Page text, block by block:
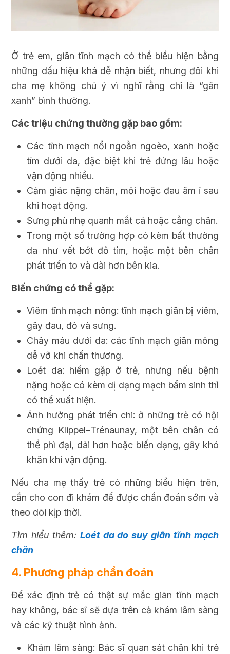
Ở trẻ em, giãn tĩnh mạch có thể biểu hiện bằng
những dấu hiệu khá dễ nhận biết, nhưng đôi khi
cha mẹ không chú ý vì nghĩ rằng chỉ là “gân
xanh” bình thường.
Các triệu chứng thường gặp bao gồm:
Các tĩnh mạch nổi ngoằn ngoèo, xanh hoặc
tím dưới da, đặc biệt khi trẻ đứng lâu hoặc
vận động nhiều.
Cảm giác nặng chân, mỏi hoặc đau âm ỉ sau
khi hoạt động.
Sưng phù nhẹ quanh mắt cá hoặc cẳng chân.
Trong một số trường hợp có kèm bất thường
da như vết bớt đỏ tím, hoặc một bên chân
phát triển to và dài hơn bên kia.
Biến chứng có thể gặp:
Viêm tĩnh mạch nông: tĩnh mạch giãn bị viêm,
gây đau, đỏ và sưng.
Chảy máu dưới da: các tĩnh mạch giãn mỏng
dễ vỡ khi chấn thương.
Loét da: hiếm gặp ở trẻ, nhưng nếu bệnh
nặng hoặc có kèm dị dạng mạch bẩm sinh thì
có thể xuất hiện.
Ảnh hưởng phát triển chi: ở những trẻ có hội
chứng Klippel–Trénaunay, một bên chân có
thể phì đại, dài hơn hoặc biến dạng, gây khó
khăn khi vận động.
Nếu cha mẹ thấy trẻ có những biểu hiện trên,
cần cho con đi khám để được chẩn đoán sớm và
theo dõi kịp thời.
Tìm hiểu thêm: Loét da do suy giãn tĩnh mạch
chân
4. Phương pháp chẩn đoán
Để xác định trẻ có thật sự mắc giãn tĩnh mạch
hay không, bác sĩ sẽ dựa trên cả khám lâm sàng
và các kỹ thuật hình ảnh.
Khám lâm sàng: Bác sĩ quan sát chân khi trẻ